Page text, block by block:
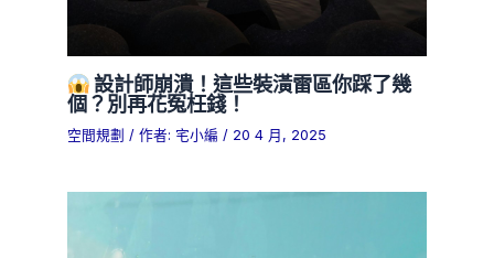
設計師崩潰！這些裝潢雷區你踩了幾
個？別再花冤枉錢！
空間規劃 / 作者: 宅小編/ 20 4 月, 2025